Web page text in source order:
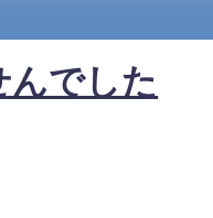
でした